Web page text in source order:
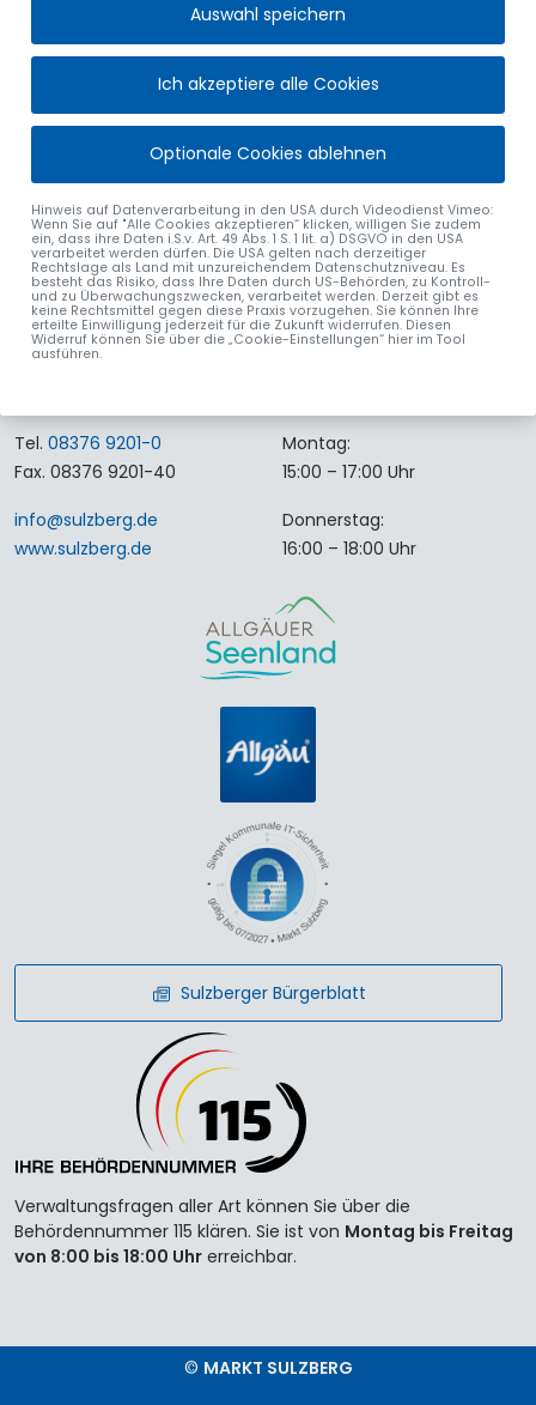
alle Nachrichten
MARKT SULZBERG
Rathausplatz 4
Tel. 08376 9201-0
Fax. 08376 9201-40
info@sulzberg.de
www.sulzberg.de
ÖFFNUNGSZEITEN
Montag:
15:00 – 17:00 Uhr
Donnerstag:
16:00 – 18:00 Uhr
Sulzberger Bürgerblatt
Verwaltungsfragen aller Art können Sie über die
Behördennummer 115 klären. Sie ist von Montag bis Freitag
von 8:00 bis 18:00 Uhr erreichbar.
Auswahl speichern
Ich akzeptiere alle Cookies
Optionale Cookies ablehnen
Hinweis auf Datenverarbeitung in den USA durch Videodienst Vimeo:
Wenn Sie auf "Alle Cookies akzeptieren“ klicken, willigen Sie zudem
ein, dass ihre Daten i.S.v. Art. 49 Abs. 1 S. 1 lit. a) DSGVO in den USA
verarbeitet werden dürfen. Die USA gelten nach derzeitiger
Rechtslage als Land mit unzureichendem Datenschutzniveau. Es
besteht das Risiko, dass Ihre Daten durch US-Behörden, zu Kontroll-
und zu Überwachungszwecken, verarbeitet werden. Derzeit gibt es
keine Rechtsmittel gegen diese Praxis vorzugehen. Sie können Ihre
erteilte Einwilligung jederzeit für die Zukunft widerrufen. Diesen
Widerruf können Sie über die „Cookie-Einstellungen“ hier im Tool
ausführen.
© MARKT SULZBERG